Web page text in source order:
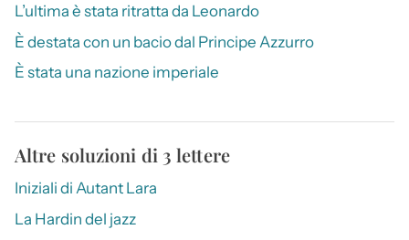
L’ultima è stata ritratta da Leonardo
È destata con un bacio dal Principe Azzurro
È stata una nazione imperiale
Altre soluzioni di 3 lettere
Iniziali di Autant Lara
La Hardin del jazz